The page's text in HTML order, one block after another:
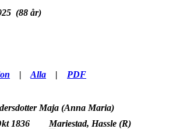
(88 år)
| Alla | PDF
Maja (Anna Maria)
1836 Mariestad, Hassle (R)